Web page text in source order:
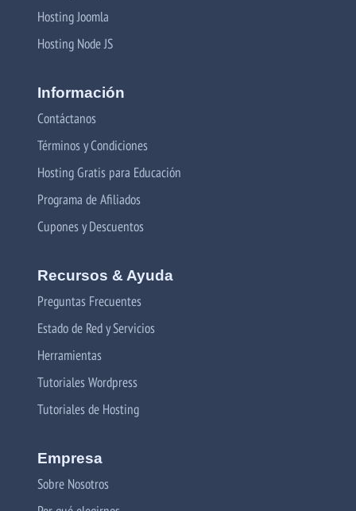
Hosting Joomla
Hosting Node JS
Información
Contáctanos
Términos y Condiciones
Hosting Gratis para Educación
Programa de Afiliados
Cupones y Descuentos
Recursos & Ayuda
Preguntas Frecuentes
Estado de Red y Servicios
Herramientas
Tutoriales Wordpress
Tutoriales de Hosting
Empresa
Sobre Nosotros